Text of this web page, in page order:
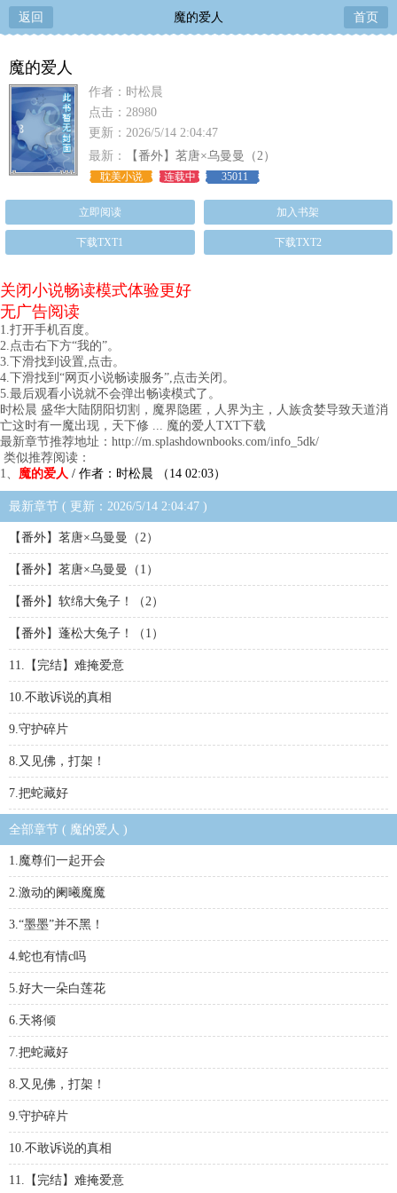
返回 魔的爱人 首页
魔的爱人
作者：时松晨
点击：28980
更新：2026/5/14 2:04:47
最新：
【番外】茗唐×乌曼曼（2）
耽美小说 连载中 35011
立即阅读 加入书架
下载TXT1 下载TXT2
关闭小说畅读模式体验更好
无广告阅读
1.打开手机百度。
2.点击右下方“我的”。
3.下滑找到设置,点击。
4.下滑找到“网页小说畅读服务”,点击关闭。
5.最后观看小说就不会弹出畅读模式了。
时松晨 盛华大陆阴阳切割，魔界隐匿，人界为主，人族贪婪导致天道消
亡这时有一魔出现，天下修 ... 魔的爱人TXT下载
最新章节推荐地址：http://m.splashdownbooks.com/info_5dk/
类似推荐阅读：
1、 魔的爱人 / 作者：时松晨 （14 02:03）
最新章节 ( 更新：2026/5/14 2:04:47 )
【番外】茗唐×乌曼曼（2）
【番外】茗唐×乌曼曼（1）
【番外】软绵大兔子！（2）
【番外】蓬松大兔子！（1）
11.【完结】难掩爱意
10.不敢诉说的真相
9.守护碎片
8.又见佛，打架！
7.把蛇藏好
全部章节 ( 魔的爱人 )
1.魔尊们一起开会
2.激动的阑曦魔魔
3.“墨墨”并不黑！
4.蛇也有情c吗
5.好大一朵白莲花
6.天将倾
7.把蛇藏好
8.又见佛，打架！
9.守护碎片
10.不敢诉说的真相
11.【完结】难掩爱意